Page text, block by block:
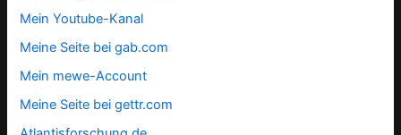
Mein Youtube-Kanal
Meine Seite bei gab.com
Mein mewe-Account
Meine Seite bei gettr.com